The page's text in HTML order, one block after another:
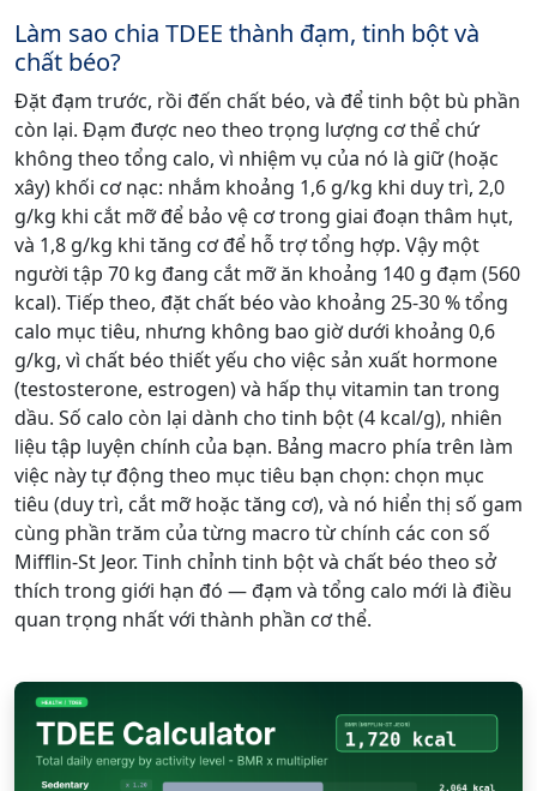
Làm sao chia TDEE thành đạm, tinh bột và
chất béo?
Đặt đạm trước, rồi đến chất béo, và để tinh bột bù phần
còn lại. Đạm được neo theo trọng lượng cơ thể chứ
không theo tổng calo, vì nhiệm vụ của nó là giữ (hoặc
xây) khối cơ nạc: nhắm khoảng 1,6 g/kg khi duy trì, 2,0
g/kg khi cắt mỡ để bảo vệ cơ trong giai đoạn thâm hụt,
và 1,8 g/kg khi tăng cơ để hỗ trợ tổng hợp. Vậy một
người tập 70 kg đang cắt mỡ ăn khoảng 140 g đạm (560
kcal). Tiếp theo, đặt chất béo vào khoảng 25-30 % tổng
calo mục tiêu, nhưng không bao giờ dưới khoảng 0,6
g/kg, vì chất béo thiết yếu cho việc sản xuất hormone
(testosterone, estrogen) và hấp thụ vitamin tan trong
dầu. Số calo còn lại dành cho tinh bột (4 kcal/g), nhiên
liệu tập luyện chính của bạn. Bảng macro phía trên làm
việc này tự động theo mục tiêu bạn chọn: chọn mục
tiêu (duy trì, cắt mỡ hoặc tăng cơ), và nó hiển thị số gam
cùng phần trăm của từng macro từ chính các con số
Mifflin-St Jeor. Tinh chỉnh tinh bột và chất béo theo sở
thích trong giới hạn đó — đạm và tổng calo mới là điều
quan trọng nhất với thành phần cơ thể.